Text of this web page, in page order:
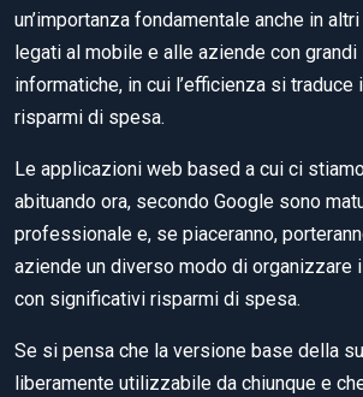
un’importanza fondamentale anche in
legati al mobile e alle aziende con
informatiche, in cui l’efficienza si
risparmi di spesa.
Le applicazioni web based a cui ci
abituando ora, secondo Google sono
professionale e, se piaceranno,
aziende un diverso modo di organizzare
con significativi risparmi di spesa.
Se si pensa che la versione base della
liberamente utilizzabile da chiunque e